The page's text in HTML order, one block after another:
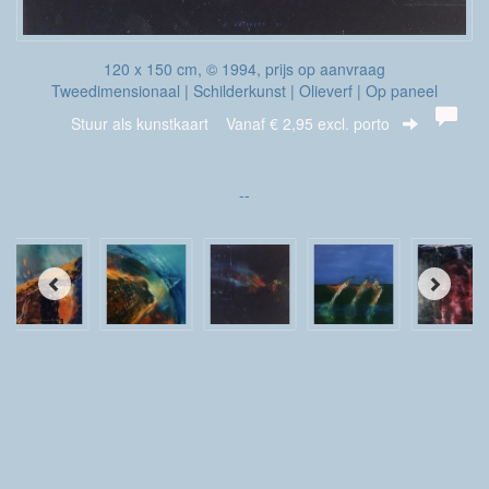
120 x 150 cm, © 1994, prijs op aanvraag
Tweedimensionaal | Schilderkunst | Olieverf | Op paneel
Stuur als kunstkaart Vanaf € 2,95 excl. porto
--